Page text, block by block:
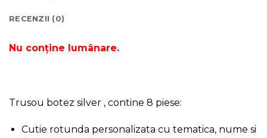
RECENZII (0)
Nu conține lumânare.
Trusou botez silver , contine 8 piese:
Cutie rotunda personalizata cu tematica, nume si